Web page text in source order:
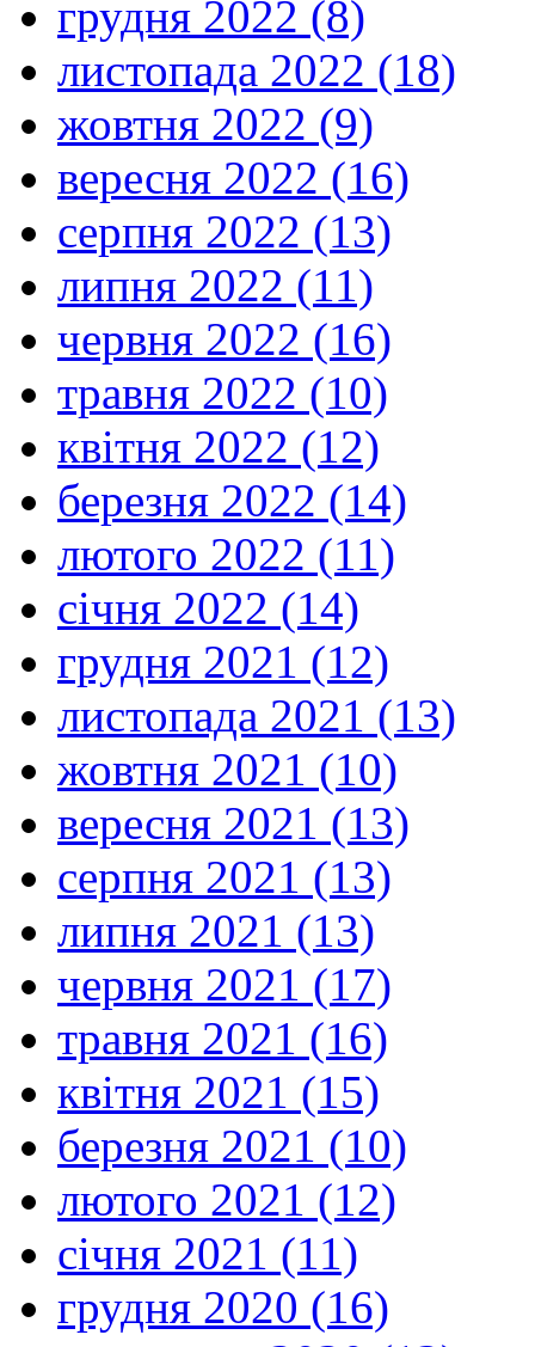
грудня 2022 (8)
листопада 2022 (18)
жовтня 2022 (9)
вересня 2022 (16)
серпня 2022 (13)
липня 2022 (11)
червня 2022 (16)
травня 2022 (10)
квітня 2022 (12)
березня 2022 (14)
лютого 2022 (11)
січня 2022 (14)
грудня 2021 (12)
листопада 2021 (13)
жовтня 2021 (10)
вересня 2021 (13)
серпня 2021 (13)
липня 2021 (13)
червня 2021 (17)
травня 2021 (16)
квітня 2021 (15)
березня 2021 (10)
лютого 2021 (12)
січня 2021 (11)
грудня 2020 (16)